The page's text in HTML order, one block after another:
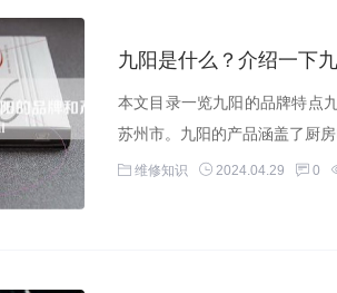
九阳是什么？介绍一下
本文目录一览九阳的品牌特点
苏州市。九阳的产品涵盖了厨
维修知识 2024.04.29 0